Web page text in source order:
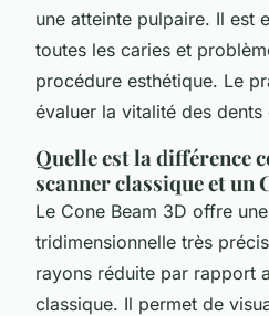
une atteinte pulpaire. Il est
toutes les caries et
procédure esthétique. Le
évaluer la vitalité des dents
Quelle est la différence
scanner classique et un
Le Cone Beam 3D offre
tridimensionnelle très
rayons réduite par rapport
classique. Il permet de